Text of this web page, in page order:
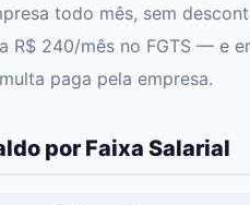
todo mês, sem
R$ 240/mês no FGTS — e
paga pela empresa.
por Faixa Salarial